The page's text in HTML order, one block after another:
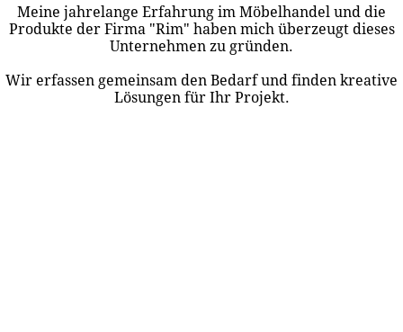
Meine jahrelange Erfahrung im Möbelhandel und die
Produkte der Firma "Rim" haben mich überzeugt dieses
Unternehmen zu gründen.
Wir erfassen gemeinsam den Bedarf und finden kreative
Lösungen für Ihr Projekt.